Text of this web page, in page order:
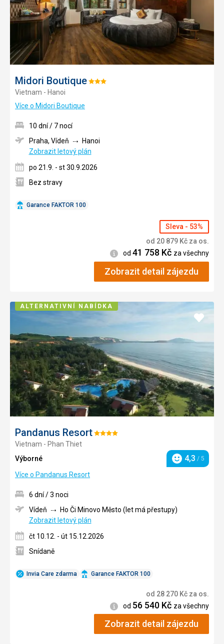
Midori BoutiqueHodnocení:
Vietnam - Hanoi
Více o Midori Boutique
Garance FAKTOR 100
10 dní / 7 nocí
Praha, Vídeň
Hanoi
Zobrazit letový plán
po 21.9. - st 30.9.2026
Bez stravy
Sleva - 53%
od 20 879 Kč za os.
Informace
od 41 758 Kč za všechny
Zobrazit detail zájezdu
Pandanus ResortHodnocení:
Vietnam - Phan Thiet
Výborné
Hodnocení
4,3 / 5
Více o Pandanus Resort
Přidat
do
Invia Care zdarma Garance FAKTOR 100
6 dní / 3 noci
Vídeň
Ho Či Minovo Město (let má přestupy)
Zobrazit letový plán
čt 10.12. - út 15.12.2026
Snídaně
od 28 270 Kč za os.
Informace
od 56 540 Kč za všechny
Zobrazit detail zájezdu
ALTERNATIVNÍ NABÍDKA